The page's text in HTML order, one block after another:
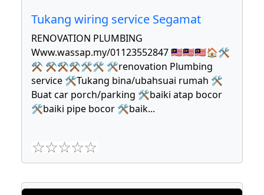
Tukang wiring service Segamat
RENOVATION PLUMBING
Www.wassap.my/01123552847 🇲🇾🇲🇾🇲🇾🏠🛠
⚒ ⚒⚒⚒🛠🛠 🛠renovation Plumbing
service 🛠Tukang bina/ubahsuai rumah 🛠
Buat car porch/parking 🛠baiki atap bocor
🛠baiki pipe bocor 🛠baik...